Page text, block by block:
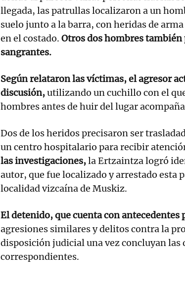
llegada, las patrullas localizaron a un
suelo junto a la barra, con heridas de
en el costado. Otros dos hombres
sangrantes.
Según relataron las víctimas, el agresor
discusión,utilizando un cuchillo con el
hombres antes de huir del lugar
Dos de los heridos precisaron ser
un centro hospitalario para recibir
las investigaciones,la Ertzaintza logró
autor, que fue localizado y arrestado esta
localidad vizcaína de Muskiz.
El detenido, que cuenta con antecedentes
agresiones similares y delitos contra la
disposición judicial una vez concluyan las
correspondientes.